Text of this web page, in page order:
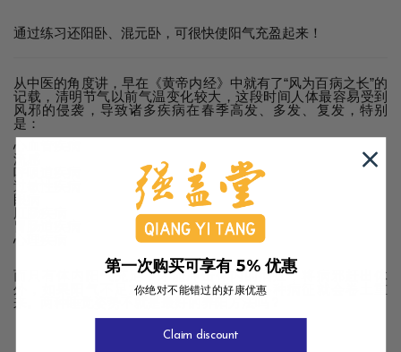
通过练习还阳卧、混元卧，可很快使阳气充盈起来！
从中医的角度讲，早在《黄帝内经》中就有了“风为百病之长”的
记载，清明节气以前气温变化较大，这段时间人体最容易受到
风邪的侵袭，导致诸多疾病在春季高发、多发、复发，特别
是：
心血管疾病
流感
呼吸道疾病
过敏性疾病
眼病
肛肠疾病
胃肠道疾病
心理疾病
而只有体内阳气充足，才能冲击体内的病灶，将病邪赶出体
外，如果阳气不足或是阳气受到压抑，各种病征就会卷土重
来。两种睡觉姿势不就是最好的养阳方法吗？
第一次购买可享有 5% 优惠
你绝对不能错过的好康优惠
Claim discount